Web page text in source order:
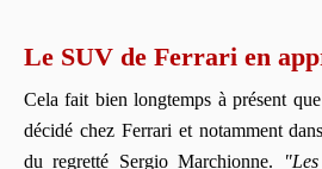
Le SUV de Ferrari en
Cela fait bien longtemps à présent
décidé chez Ferrari et notamment
du regretté Sergio Marchionne.